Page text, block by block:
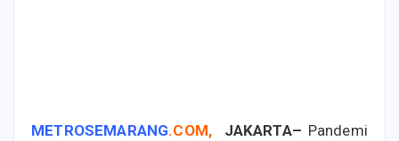
METROSEMARANG.COM, JAKARTA– Pandemi